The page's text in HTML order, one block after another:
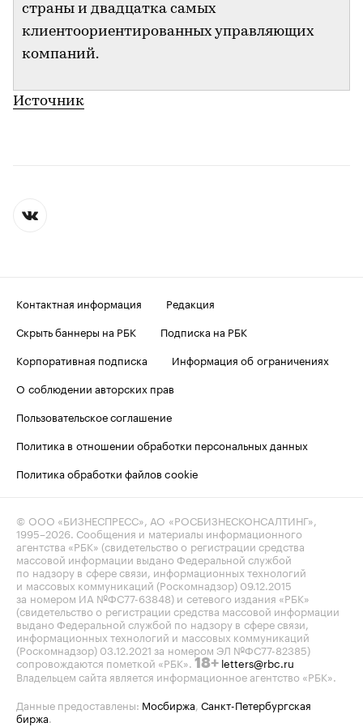
страны и двадцатка самых
клиентоориентированных управляющих
компаний.
Источник
Контактная информация
Редакция
Скрыть баннеры на РБК
Подписка на РБК
Корпоративная подписка
Информация об ограничениях
О соблюдении авторских прав
Пользовательское соглашение
Политика в отношении обработки персональных данных
Политика обработки файлов cookie
© ООО «БИЗНЕСПРЕСС», АО «РОСБИЗНЕСКОНСАЛТИНГ»,
1995–2026 . Сообщения и материалы информационного
агентства «РБК» (свидетельство о регистрации средства
массовой информации выдано Федеральной службой
по надзору в сфере связи, информационных технологий
и массовых коммуникаций (Роскомнадзор) 09.12.2015
за номером ИА №ФС77-63848) и сетевого издания «РБК»
(свидетельство о регистрации средства массовой информации
выдано Федеральной службой по надзору в сфере связи,
информационных технологий и массовых коммуникаций
(Роскомнадзор) 03.12.2021 за номером ЭЛ №ФС77-82385)
сопровождаются пометкой «РБК». 18+ letters@rbc.ru
Владельцем сайта является информационное агентство «РБК».
Данные предоставлены: Мосбиржа Санкт-Петербургская
биржа